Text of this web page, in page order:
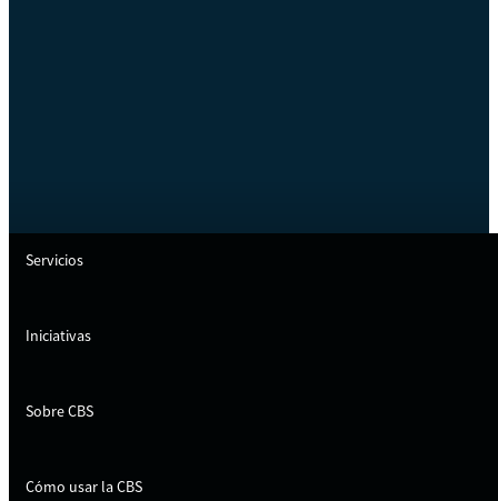
Servicios
Iniciativas
Sobre CBS
Cómo usar la CBS